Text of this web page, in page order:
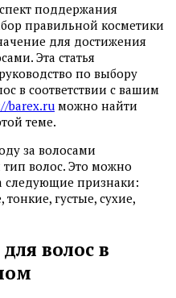
поддержания
правильной косметики
для достижения
Эта статья
по выбору
в соответствии с вашим
barex.ru можно найти
теме.
за волосами
волос. Это можно
следующие признаки:
густые, сухие,
волос в